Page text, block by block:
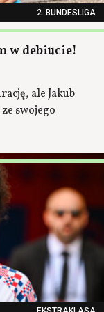
2. BUNDESLIGA
w debiucie!
ale Jakub
swojego